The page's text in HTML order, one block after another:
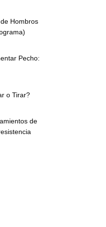
Hombros
Pecho:
o Tirar?
de